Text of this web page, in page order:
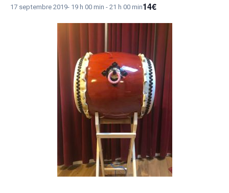
17 septembre 2019- 19 h 00 min - 21 h 00 min14€